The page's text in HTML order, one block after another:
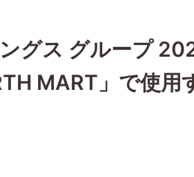
グス グループ
MART」で使